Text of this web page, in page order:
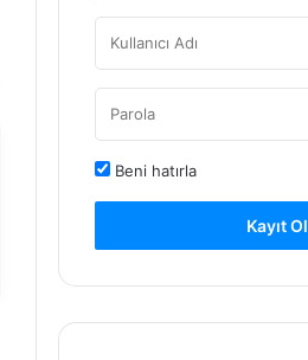
Beni hatırla
Kayıt Ol